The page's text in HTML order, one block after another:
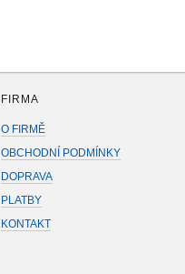
FIRMA
O FIRMĚ
OBCHODNÍ PODMÍNKY
DOPRAVA
PLATBY
KONTAKT